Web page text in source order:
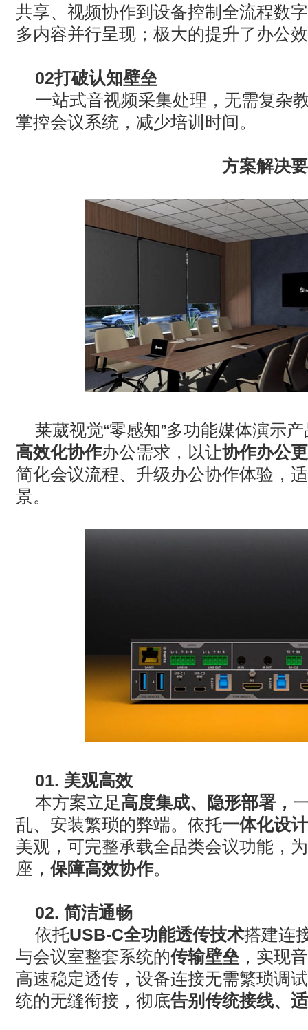
共享、视频协作到设备控制全流程数
多内容并行呈现；极大的提升了办公
02打破认知壁垒
一站式音视频采集处理，无需复杂
掌控会议系统，减少培训时间。
方案解决
莱葳视觉“零感知”多功能媒体演示
高效化协作办公需求，以让协作办公
简化会议流程、升级办公协作体验，
景。
01. 美观高效
本方案立足高度集成、隐形部署，
乱、安装繁琐的弊端。依托一体化设
美观，可完整承载全品类会议功能，
座，保障高效协作。
02. 简洁通畅
依托USB-C全功能透传技术搭建连
与会议室整套系统的传输壁垒 ，实现
高速稳定透传，设备连接无需繁琐调
统的无缝衔接，彻底告别传统接线、